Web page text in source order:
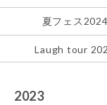
夏フェス2024
Laugh tour
2023